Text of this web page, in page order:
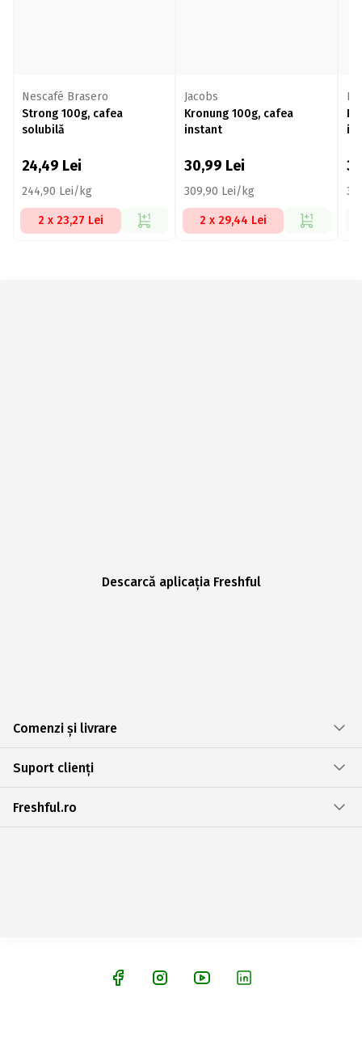
Nescafé Brasero
Strong 100g, cafea
solubilă
24,49 Lei
244,90 Lei/kg
2 x 23,27 Lei
Jacobs
Kronung 100g, cafea
instant
30,99 Lei
309,90 Lei/kg
2 x 29,44 Lei
Descarcă aplicația Freshful
Comenzi și livrare
Suport clienți
Freshful.ro